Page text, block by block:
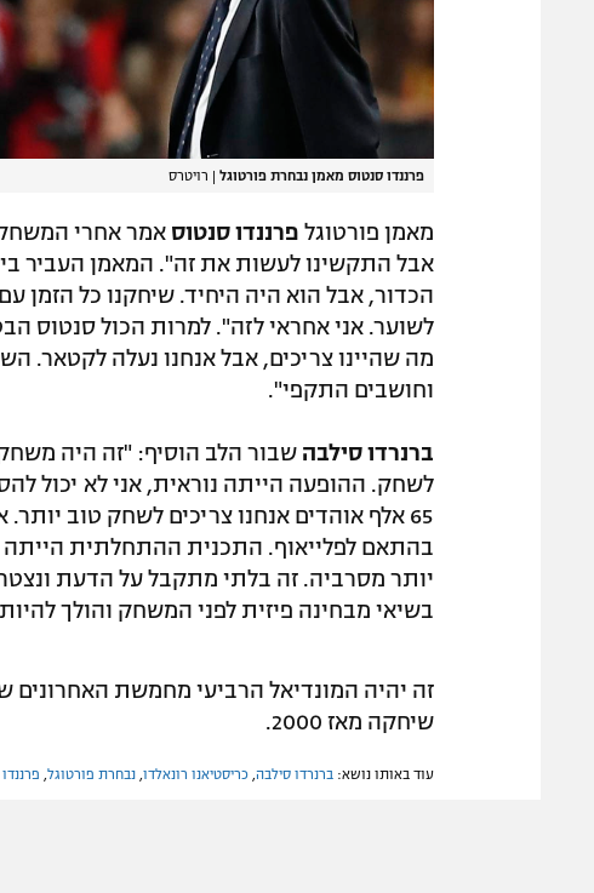
פרננדו סנטוס מאמן נבחרת פורטוגל רויטרס
מאמן פורטוגל פרננדו סנטוס
אבל התקשינו לעשות את זה". המאמן העביר
הכדור, אבל הוא היה היחיד. שיחקנו כל
לשוער. אני אחראי לזה". למרות הכול סנטוס
מה שהיינו צריכים, אבל אנחנו נעלה לקטאר.
וחושבים התקפי".
ברנרדו סילבה שבור הלב הוסיף: "זה היה
לשחק. ההופעה הייתה נוראית, אני לא יכול
65 אלף אוהדים אנחנו צריכים לשחק טוב
בהתאם לפלייאוף. התכנית ההתחלתית הייתה
יותר מסרביה. זה בלתי מתקבל על הדעת
בשיאי מבחינה פיזית לפני המשחק והולך
זה יהיה המונדיאל הרביעי מחמשת האחרונים
שיחקה מאז 2000.
עוד באותו נושא: ברנרדו סילבה, כריסטיאנו רונאלדו, נבחרת פורטוגל,